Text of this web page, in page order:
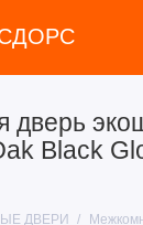
дверь
Black
ДВЕРИ